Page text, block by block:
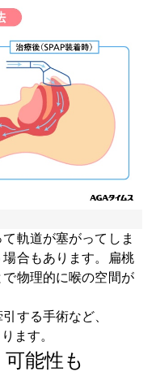
軌道が塞がってしま
合もあります。扁桃
物理的に喉の空間が
する手術など、
ます。
能性も